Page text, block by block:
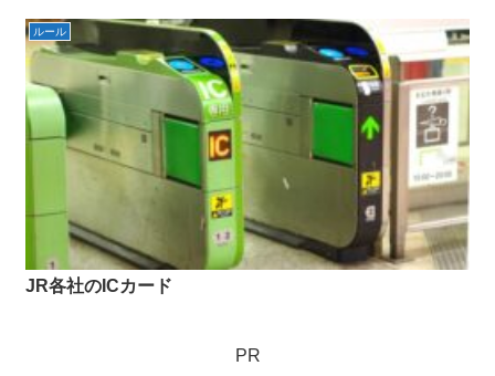
ルール
JR各社のICカード
PR